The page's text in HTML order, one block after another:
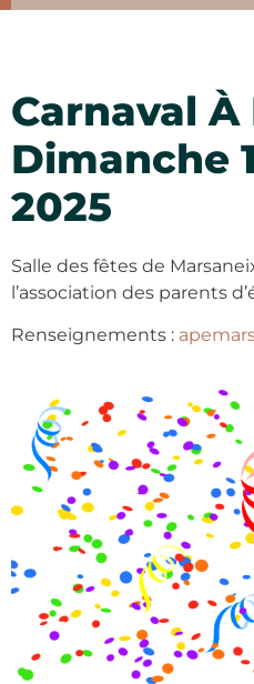
Carnaval
Dimanche
2025
Salle des fêtes de
l’association des parents
Renseignements :